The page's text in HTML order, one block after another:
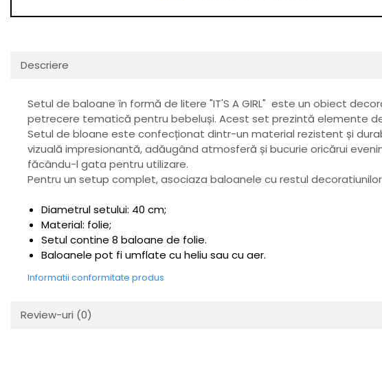
Descriere
Setul de baloane în formă de litere "IT'S A GIRL" este un obiect
petrecere tematică pentru bebeluși. Acest set prezintă elemente
Setul de bloane este confecționat dintr-un material rezistent și
vizuală impresionantă, adăugând atmosferă și bucurie oricărui
făcându-l gata pentru utilizare.
Pentru un setup complet, asociaza baloanele cu restul
Diametrul setului: 40 cm;
Material: folie;
Setul contine 8 baloane de folie.
Baloanele pot fi umflate cu heliu sau cu aer.
Informatii conformitate produs
Review-uri (0)